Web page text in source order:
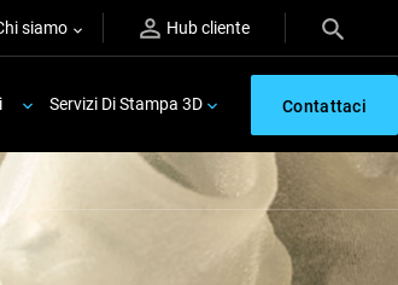
siamo Hub cliente
Servizi Di Stampa 3D Contattaci